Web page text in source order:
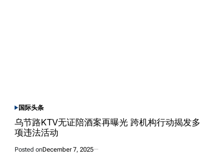
POSTED
IN
国际头条
乌节路KTV无证陪酒案再曝光 跨机构行动揭发多
项违法活动
Posted onDecember 7, 2025